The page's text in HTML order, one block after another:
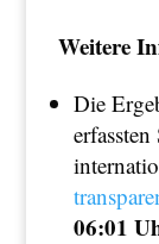
Weitere
Die
06:01